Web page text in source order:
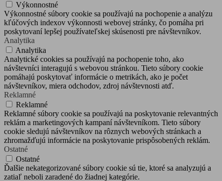
Výkonnostné
Výkonnostné súbory cookie sa používajú na pochopenie a analýzu
kľúčových indexov výkonnosti webovej stránky, čo pomáha pri
poskytovaní lepšej používateľskej skúsenosti pre návštevníkov.
Analytika
Analytika
Analytické cookies sa používajú na pochopenie toho, ako
návštevníci interagujú s webovou stránkou. Tieto súbory cookie
pomáhajú poskytovať informácie o metrikách, ako je počet
návštevníkov, miera odchodov, zdroj návštevnosti atď.
Reklamné
Reklamné
Reklamné súbory cookie sa používajú na poskytovanie relevantných
reklám a marketingových kampaní návštevníkom. Tieto súbory
cookie sledujú návštevníkov na rôznych webových stránkach a
zhromažďujú informácie na poskytovanie prispôsobených reklám.
Ostatné
Ostatné
Ďalšie nekategorizované súbory cookie sú tie, ktoré sa analyzujú a
zatiaľ neboli zaradené do žiadnej kategórie.